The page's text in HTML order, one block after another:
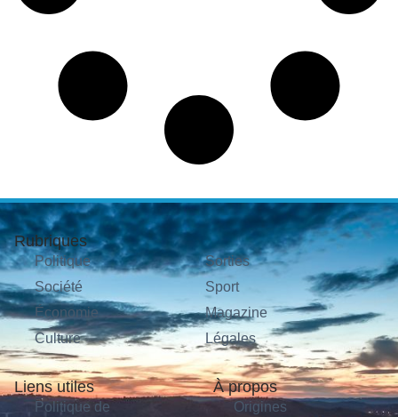
Rubriques
Politique
Société
Économie
Culture
Sorties
Sport
Magazine
Légales
Liens utiles
Politique de
À propos
Origines